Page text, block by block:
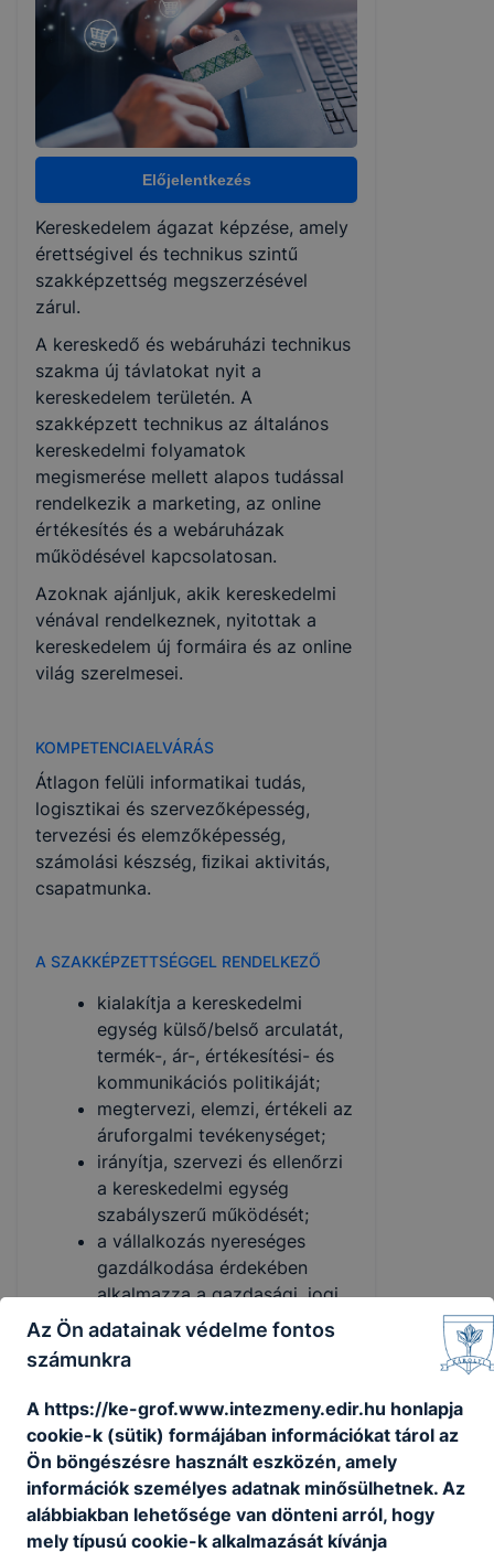
Képzés időtartama
Választható szakmairányok:
Nem válaszható
KKK/PTT
KKK letöltése (pdf)
PTT letöltése (pdf)
Okleveles technikusképzés
Nem
Előjelentkezés
Kereskedelem ágazat képzése, amely
érettségivel és technikus szintű
szakképzettség megszerzésével
zárul.
A kereskedő és webáruházi technikus
szakma új távlatokat nyit a
kereskedelem területén. A
szakképzett technikus az általános
kereskedelmi folyamatok
megismerése mellett alapos tudással
rendelkezik a marketing, az online
értékesítés és a webáruházak
működésével kapcsolatosan.
Azoknak ajánljuk, akik kereskedelmi
vénával rendelkeznek, nyitottak a
kereskedelem új formáira és az online
világ szerelmesei.
KOMPETENCIAELVÁRÁS
Átlagon felüli informatikai tudás,
logisztikai és szervezőképesség,
tervezési és elemzőképesség,
számolási készség, ﬁzikai aktivitás,
csapatmunka.
A SZAKKÉPZETTSÉGGEL RENDELKEZŐ
kialakítja a kereskedelmi
egység külső/belső arculatát,
termék-, ár-, értékesítési- és
kommunikációs politikáját;
megtervezi, elemzi, értékeli az
áruforgalmi tevékenységet;
irányítja, szervezi és ellenőrzi
a kereskedelmi egység
szabályszerű működését;
a vállalkozás nyereséges
gazdálkodása érdekében
alkalmazza a gazdasági, jogi
és marketing ismereteket;
kezeli a megrendeléseket, a
törzsvásárlói
nyilvántartásokat, a bónusz
rendszereket;
árukatalógusokat,
árjegyzékeket állít össze;
a legkorszerűbb digitális és
technológiai ismereteinek
Az Ön adatainak védelme fontos
számunkra
A https://ke-grof.www.intezmeny.edir.hu honlapja
cookie-k (sütik) formájában információkat tárol az
Ön böngészésre használt eszközén, amely
információk személyes adatnak minősülhetnek. Az
alábbiakban lehetősége van dönteni arról, hogy
mely típusú cookie-k alkalmazását kívánja